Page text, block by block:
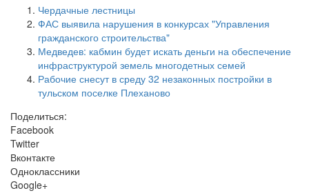
Чердачные лестницы
ФАС выявила нарушения в конкурсах "Управления
гражданского строительства"
Медведев: кабмин будет искать деньги на обеспечение
инфраструктурой земель многодетных семей
Рабочие снесут в среду 32 незаконных постройки в
тульском поселке Плеханово
Поделиться:
Facebook
Twitter
Вконтакте
Одноклассники
Google+